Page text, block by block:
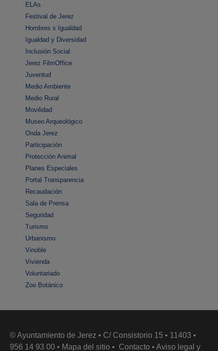
ELAs
Festival de Jerez
Hombres x Igualdad
Igualdad y Diversidad
Inclusión Social
Jerez FilmOffice
Juventud
Medio Ambiente
Medio Rural
Movilidad
Museo Arqueológico
Onda Jerez
Participación
Protección Animal
Planes Especiales
Portal Transparencia
Recaudación
Sala de Prensa
Seguridad
Turismo
Urbanismo
Vinoble
Vivienda
Voluntariado
Zoo Botánico
© Ayuntamiento de Jerez • C/ Consistorio 15 • 11403 •
956 14 93 00 • Mapa del sitio • Contacto • Aviso legal y